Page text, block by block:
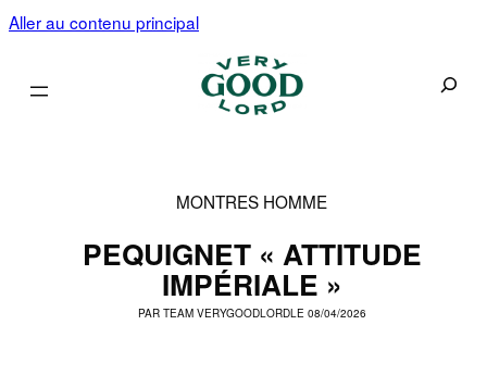
Aller au contenu principal
MONTRES HOMME
PEQUIGNET « ATTITUDE
IMPÉRIALE »
PAR TEAM VERYGOODLORDLE 08/04/2026